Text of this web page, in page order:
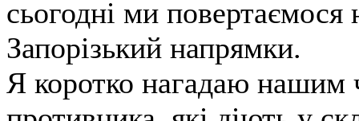
сьогодні ми повертаємося
Запорізький напрямки.
Я коротко нагадаю нашим